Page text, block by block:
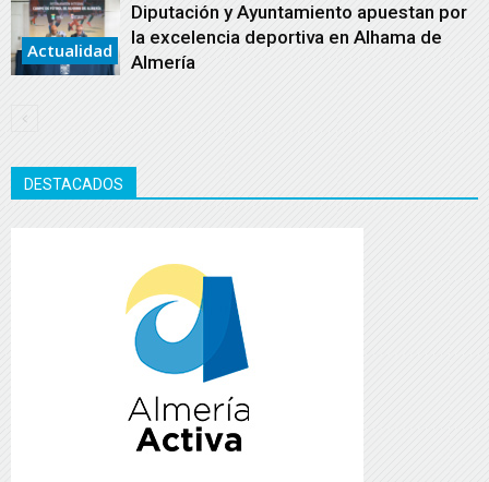
Actualidad
Diputación y Ayuntamiento apuestan por
la excelencia deportiva en Alhama de
Almería
DESTACADOS